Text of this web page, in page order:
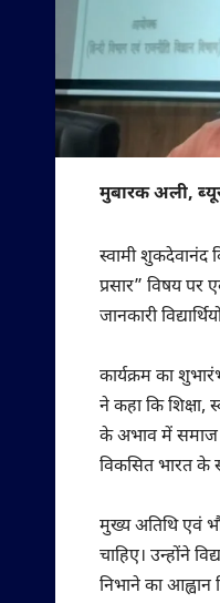
मुबारक अली,
स्वामी शुकदेवानंद
प्रसार” विषय पर
जानकारी
कार्यक्रम का
ने कहा कि
के अभाव में समाज
विकसित भारत के
मुख्य अतिथि एवं
चाहिए। उन्होंने
निभाने का